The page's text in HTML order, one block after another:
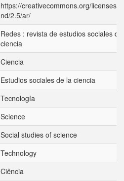
https://creativecommons.org/licenses/
nd/2.5/ar/
Redes : revista de estudios sociales
ciencia
Ciencia
Estudios sociales de la ciencia
Tecnología
Science
Social studies of science
Technology
Ciência